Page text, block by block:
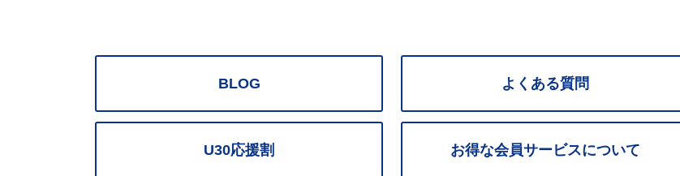
BLOG よくある質問
U30応援割 お得な会員サービスについて